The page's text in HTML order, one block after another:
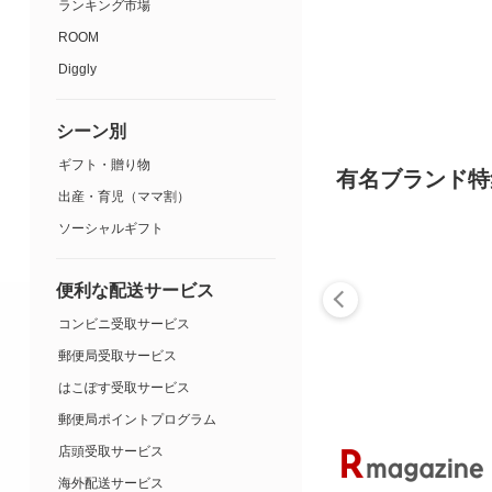
有名ブランド
ランキング市場
ROOM
Diggly
シーン別
ギフト・贈り物
出産・育児（ママ割）
ソーシャルギフト
便利な配送サービス
コンビニ受取サービス
郵便局受取サービス
はこぽす受取サービス
郵便局ポイントプログラム
店頭受取サービス
海外配送サービス